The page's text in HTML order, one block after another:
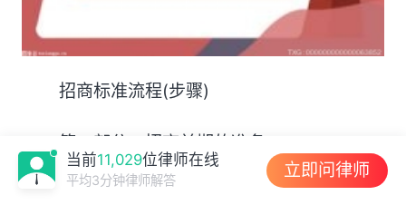
招商标准流程(步骤)
第一部分：招商前期的准备
一、项目市场调研
当前11,029位律师在线
平均3分钟律师解答 立即问律师